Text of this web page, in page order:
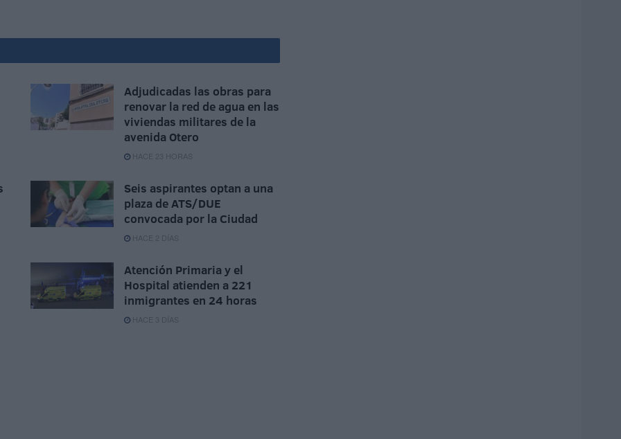
Adjudicadas las obras para
renovar la red de agua en las
viviendas militares de la
avenida Otero
HACE 23 HORAS
Seis aspirantes optan a una
plaza de ATS/DUE
convocada por la Ciudad
HACE 2 DÍAS
Atención Primaria y el
Hospital atienden a 221
inmigrantes en 24 horas
HACE 3 DÍAS